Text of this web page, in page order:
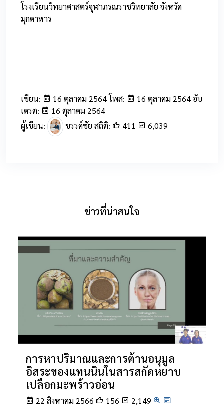
โรงเรียนวิทยาศาสตร์จุฬาภรณราชวิทยาลัย จังหวัด
มุกดาหาร
เขียน: 16 ตุลาคม 2564 โพส:
16 ตุลาคม 2564 อับ
เดรต:
16 ตุลาคม 2564
ผู้เขียน:
ขรรค์ชัย สถิติ: 411 6,039
ข่าวที่น่าสนใจ
การหาปริมาณและการต้านอนุมูล
อิสระของแทนนินในสารสกัดหยาบ
เปลือกมะพร้าวอ่อน
22 สิงหาคม 2566 156 2,149